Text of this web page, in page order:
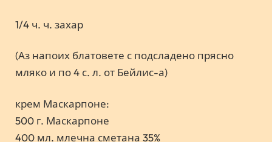
1/4 ч. ч. захар
(Аз напоих блатовете с подсладено прясно
мляко и по 4 с. л. от Бейлис-а)
крем Маскарпоне:
500 г. Маскарпоне
400 мл. млечна сметана 35%